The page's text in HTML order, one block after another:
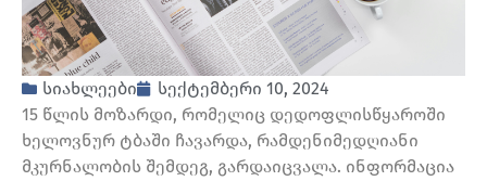
სიახლეები
სექტემბერი 10, 2024
15 წლის მოზარდი, რომელიც დედოფლისწყაროში
ხელოვნურ ტბაში ჩავარდა, რამდენიმედღიანი
მკურნალობის შემდეგ, გარდაიცვალა. ინფორმაცია